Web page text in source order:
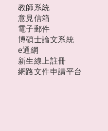
教師系統
意見信箱
電子郵件
博碩士論文系統
e通網
新生線上註冊
網路文件申請平台